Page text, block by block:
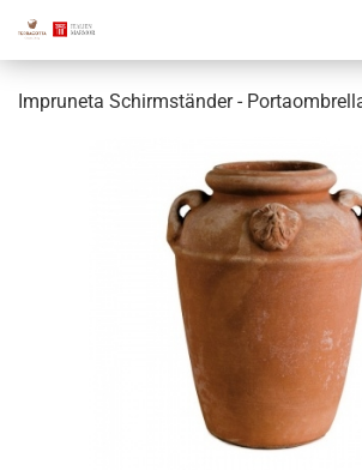
Impruneta Schirmständer -